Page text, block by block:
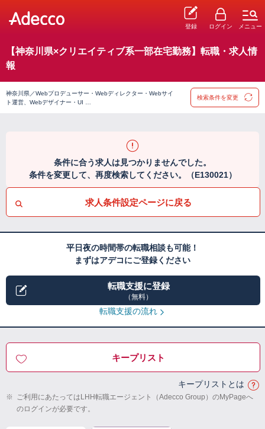
登録 ログイン メニュー
【神奈川県×クリエイティブ系一部在宅勤務】転職・求人情
報
神奈川県／Webプロデューサー・Webディレクター・Webサイ
ト運営、Webデザイナー・UI …
検索条件を変更
条件に合う求人は見つかりませんでした。
条件を変更して、再度検索してください。（E130021）
求人条件設定ページに戻る
平日夜の時間帯の転職相談も可能！
まずはアデコにご登録ください
転職支援に登録
（無料）
転職支援の流れ
キープリスト
キープリストとは
※ ご利用にあたってはLHH転職エージェント（Adecco Group）のMyPageへ
のログインが必要です。